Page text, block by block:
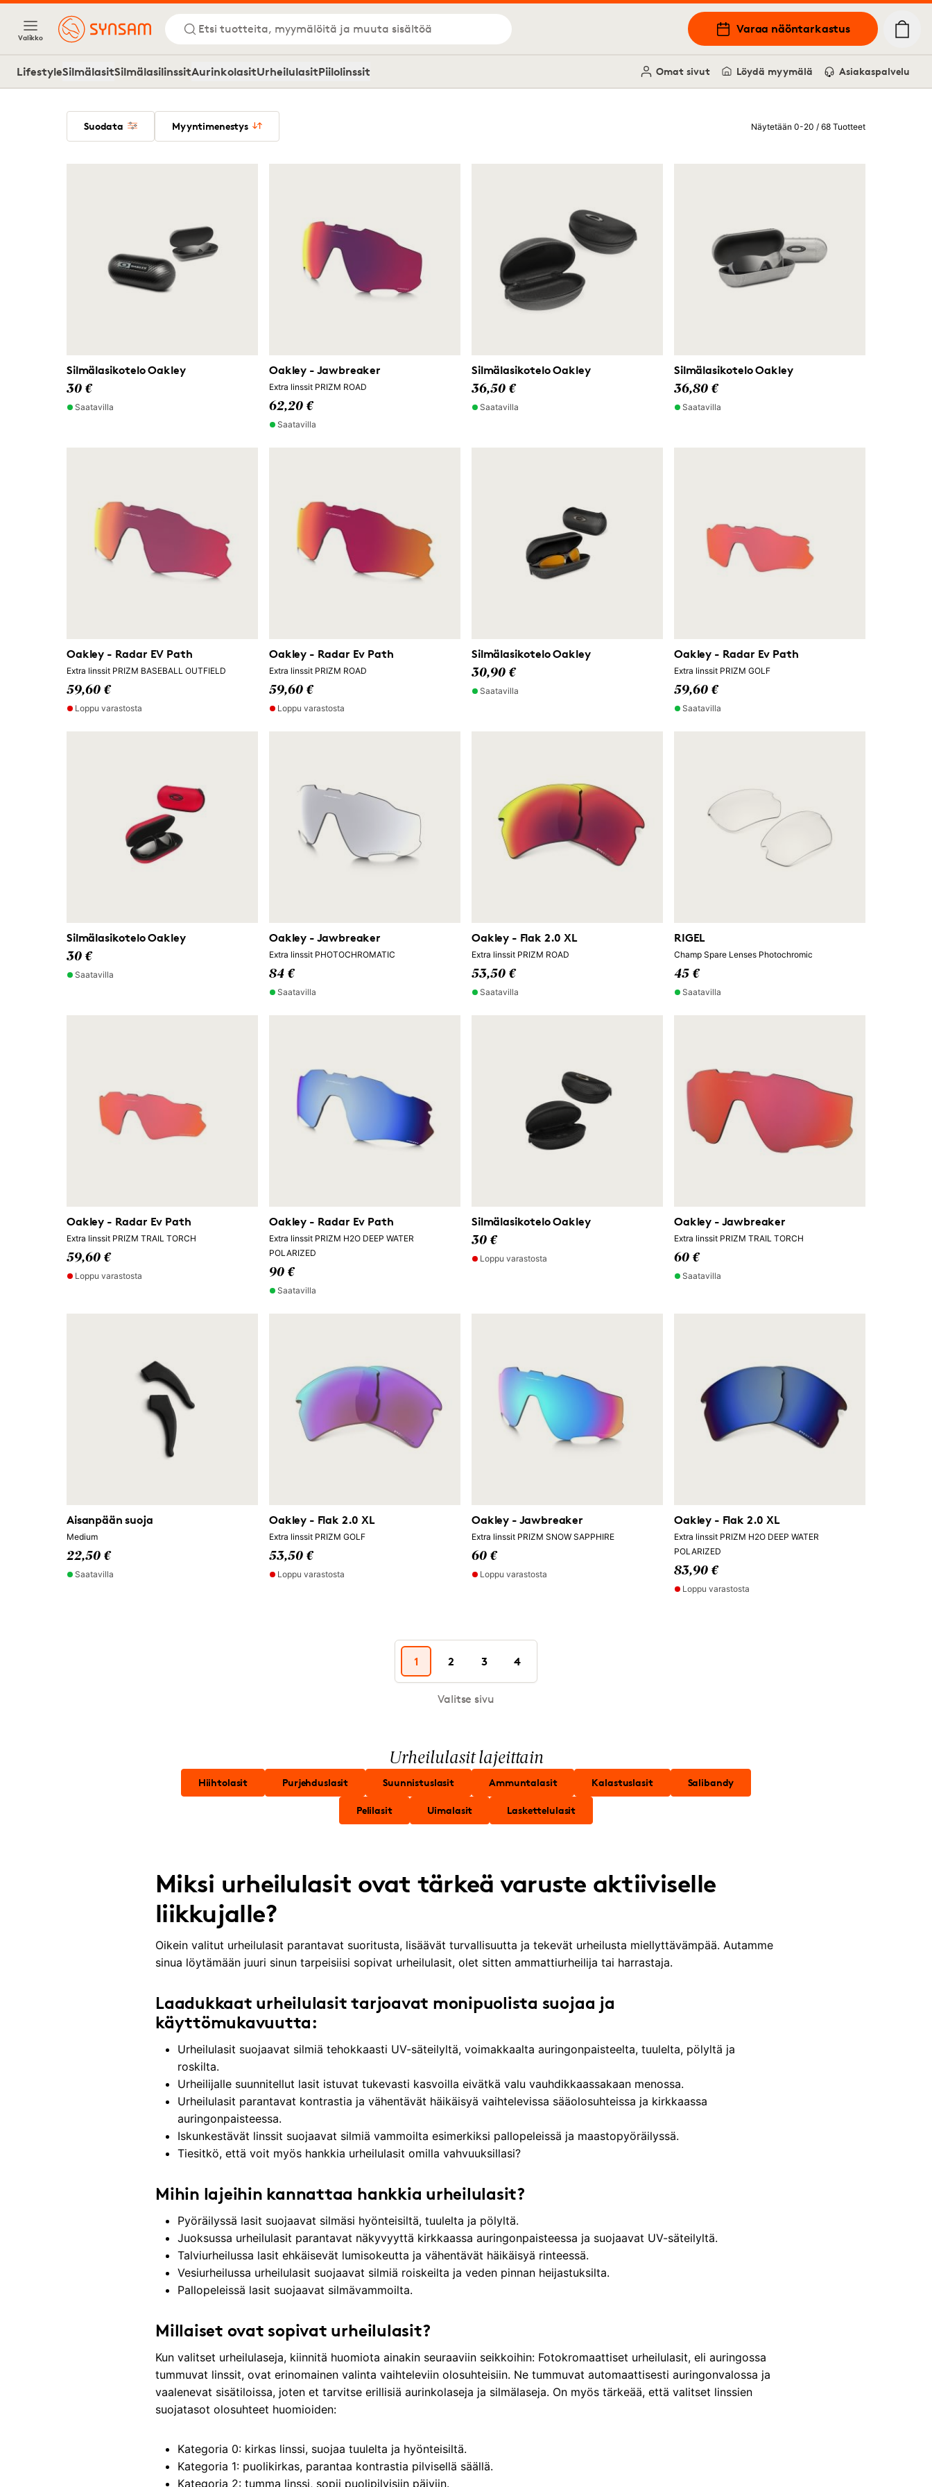
Valikko
Etsi tuotteita, myymälöitä ja muuta sisältöä Varaa näöntarkastus
LifestyleSilmälasitSilmälasilinssitAurinkolasitUrheilulasitPiilolinssit Omat sivut Löydä myymälä Asiakaspalvelu
Suodata Myyntimenestys Näytetään 0-20 / 68 Tuotteet
Silmälasikotelo Oakley
30 €
Saatavilla
Oakley - Jawbreaker
Extra linssit PRIZM ROAD
62,20 €
Saatavilla
Silmälasikotelo Oakley
36,50 €
Saatavilla
Silmälasikotelo Oakley
36,80 €
Saatavilla
Oakley - Radar EV Path
Extra linssit PRIZM BASEBALL OUTFIELD
59,60 €
Loppu varastosta
Oakley - Radar Ev Path
Extra linssit PRIZM ROAD
59,60 €
Loppu varastosta
Silmälasikotelo Oakley
30,90 €
Saatavilla
Oakley - Radar Ev Path
Extra linssit PRIZM GOLF
59,60 €
Saatavilla
Silmälasikotelo Oakley
30 €
Saatavilla
Oakley - Jawbreaker
Extra linssit PHOTOCHROMATIC
84 €
Saatavilla
Oakley - Flak 2.0 XL
Extra linssit PRIZM ROAD
53,50 €
Saatavilla
RIGEL
Champ Spare Lenses Photochromic
45 €
Saatavilla
Oakley - Radar Ev Path
Extra linssit PRIZM TRAIL TORCH
59,60 €
Loppu varastosta
Oakley - Radar Ev Path
Extra linssit PRIZM H2O DEEP WATER
POLARIZED
90 €
Saatavilla
Silmälasikotelo Oakley
30 €
Loppu varastosta
Oakley - Jawbreaker
Extra linssit PRIZM TRAIL TORCH
60 €
Saatavilla
Aisanpään suoja
Medium
22,50 €
Saatavilla
Oakley - Flak 2.0 XL
Extra linssit PRIZM GOLF
53,50 €
Loppu varastosta
Oakley - Jawbreaker
Extra linssit PRIZM SNOW SAPPHIRE
60 €
Loppu varastosta
Oakley - Flak 2.0 XL
Extra linssit PRIZM H2O DEEP WATER
POLARIZED
83,90 €
Loppu varastosta
1 2 3 4
Valitse sivu
Urheilulasit lajeittain
Hiihtolasit Purjehduslasit Suunnistuslasit Ammuntalasit Kalastuslasit Salibandy
Pelilasit Uimalasit Laskettelulasit
Miksi urheilulasit ovat tärkeä varuste aktiiviselle
liikkujalle?
Oikein valitut urheilulasit parantavat suoritusta, lisäävät turvallisuutta ja tekevät urheilusta miellyttävämpää. Autamme
sinua löytämään juuri sinun tarpeisiisi sopivat urheilulasit, olet sitten ammattiurheilija tai harrastaja.
Laadukkaat urheilulasit tarjoavat monipuolista suojaa ja
käyttömukavuutta:
Urheilulasit suojaavat silmiä tehokkaasti UV-säteilyltä, voimakkaalta auringonpaisteelta, tuulelta, pölyltä ja
roskilta.
Urheilijalle suunnitellut lasit istuvat tukevasti kasvoilla eivätkä valu vauhdikkaassakaan menossa.
Urheilulasit parantavat kontrastia ja vähentävät häikäisyä vaihtelevissa sääolosuhteissa ja kirkkaassa
auringonpaisteessa.
Iskunkestävät linssit suojaavat silmiä vammoilta esimerkiksi pallopeleissä ja maastopyöräilyssä.
Tiesitkö, että voit myös hankkia urheilulasit omilla vahvuuksillasi?
Mihin lajeihin kannattaa hankkia urheilulasit?
Pyöräilyssä lasit suojaavat silmäsi hyönteisiltä, tuulelta ja pölyltä.
Juoksussa urheilulasit parantavat näkyvyyttä kirkkaassa auringonpaisteessa ja suojaavat UV-säteilyltä.
Talviurheilussa lasit ehkäisevät lumisokeutta ja vähentävät häikäisyä rinteessä.
Vesiurheilussa urheilulasit suojaavat silmiä roiskeilta ja veden pinnan heijastuksilta.
Pallopeleissä lasit suojaavat silmävammoilta.
Millaiset ovat sopivat urheilulasit?
Kun valitset urheilulaseja, kiinnitä huomiota ainakin seuraaviin seikkoihin: Fotokromaattiset urheilulasit, eli auringossa
tummuvat linssit, ovat erinomainen valinta vaihteleviin olosuhteisiin. Ne tummuvat automaattisesti auringonvalossa ja
vaalenevat sisätiloissa, joten et tarvitse erillisiä aurinkolaseja ja silmälaseja. On myös tärkeää, että valitset linssien
suojatasot olosuhteet huomioiden:
Kategoria 0: kirkas linssi, suojaa tuulelta ja hyönteisiltä.
Kategoria 1: puolikirkas, parantaa kontrastia pilvisellä säällä.
Kategoria 2: tumma linssi, sopii puolipilvisiin päiviin.